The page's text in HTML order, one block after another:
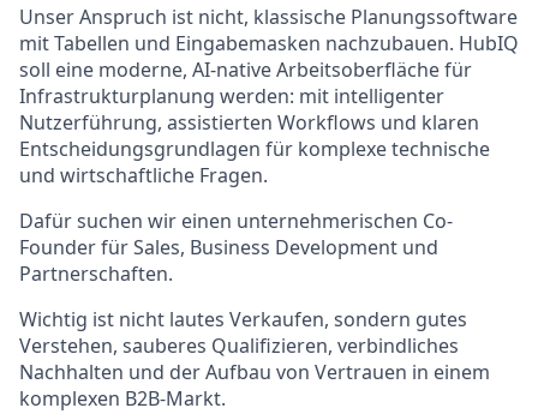
Unser Anspruch ist nicht, klassische Planungssoftware
mit Tabellen und Eingabemasken nachzubauen. HubIQ
soll eine moderne, AI-native Arbeitsoberfläche für
Infrastrukturplanung werden: mit intelligenter
Nutzerführung, assistierten Workflows und klaren
Entscheidungsgrundlagen für komplexe technische
und wirtschaftliche Fragen.
Dafür suchen wir einen unternehmerischen Co-
Founder für Sales, Business Development und
Partnerschaften.
Wichtig ist nicht lautes Verkaufen, sondern gutes
Verstehen, sauberes Qualifizieren, verbindliches
Nachhalten und der Aufbau von Vertrauen in einem
komplexen B2B-Markt.